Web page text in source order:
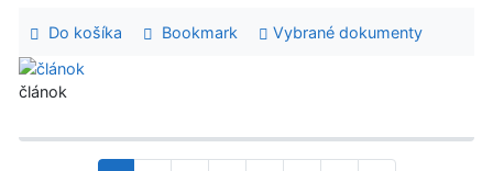
Do košíka Bookmark Vybrané dokumenty
článok